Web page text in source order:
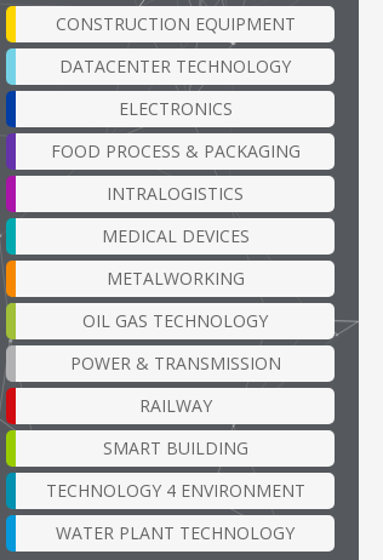
CONSTRUCTION EQUIPMENT
DATACENTER TECHNOLOGY
ELECTRONICS
FOOD PROCESS & PACKAGING
INTRALOGISTICS
MEDICAL DEVICES
METALWORKING
OIL GAS TECHNOLOGY
POWER & TRANSMISSION
RAILWAY
SMART BUILDING
TECHNOLOGY 4 ENVIRONMENT
WATER PLANT TECHNOLOGY